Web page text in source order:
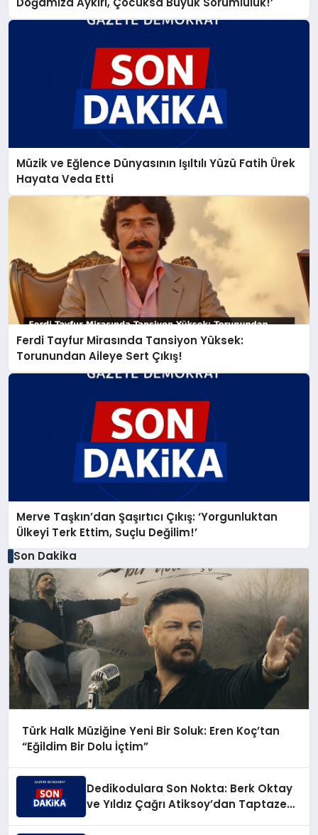
Müzik ve Eğlence Dünyasının Işıltılı Yüzü Fatih Ürek
Hayata Veda Etti
Ferdi Tayfur Mirasında Tansiyon Yüksek:
Torunundan Aileye Sert Çıkış!
Merve Taşkın’dan Şaşırtıcı Çıkış: ‘Yorgunluktan
Ülkeyi Terk Ettim, Suçlu Değilim!’
Son Dakika
Türk Halk Müziğine Yeni Bir Soluk: Eren Koç’tan
“Eğildim Bir Dolu İçtim”
Dedikodulara Son Nokta: Berk Oktay
ve Yıldız Çağrı Atiksoy’dan Taptaze